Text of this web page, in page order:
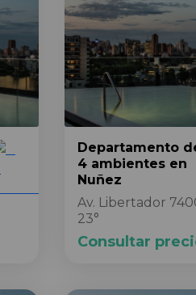
Departamento
4 ambientes en
Nuñez
Av. Libertador
23°
Consultar